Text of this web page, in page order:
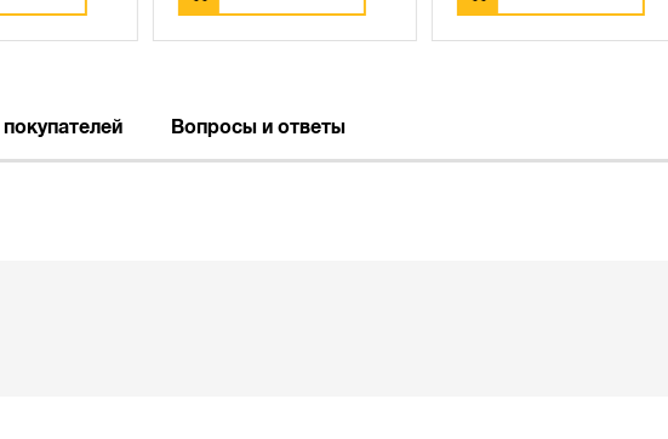
Вопросы и ответы